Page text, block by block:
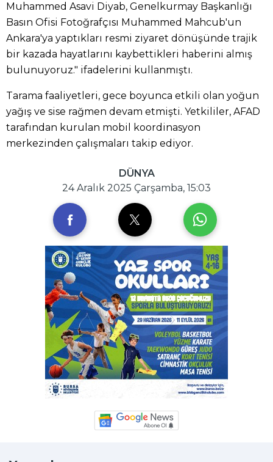
Muhammed Asavi Diyab, Genelkurmay Başkanlığı
Basın Ofisi Fotoğrafçısı Muhammed Mahcub'un
Ankara'ya yaptıkları resmi ziyaret dönüşünde trajik
bir kazada hayatlarını kaybettikleri haberini almış
bulunuyoruz." ifadelerini kullanmıştı.
Tarama faaliyetleri, gece boyunca etkili olan yoğun
yağış ve sise rağmen devam etmişti. Yetkililer, AFAD
tarafından kurulan mobil koordinasyon
merkezinden çalışmaları takip ediyor.
DÜNYA
24 Aralık 2025 Çarşamba, 15:03